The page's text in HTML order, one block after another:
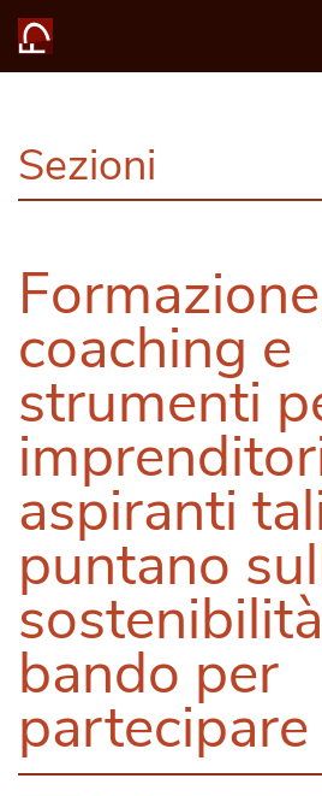
Sezioni
coaching e
strumenti
aspiranti
puntano
bando per
partecipare